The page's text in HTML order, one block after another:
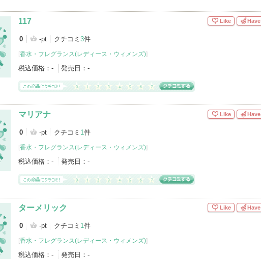
117
0 -pt クチコミ 3件
[香水・フレグランス(レディース・ウィメンズ)]
税込価格： - 発売日： -
Like Have
マリアナ
0 -pt クチコミ 1件
[香水・フレグランス(レディース・ウィメンズ)]
税込価格： - 発売日： -
Like Have
ターメリック
0 -pt クチコミ 1件
[香水・フレグランス(レディース・ウィメンズ)]
税込価格： - 発売日： -
Like Have